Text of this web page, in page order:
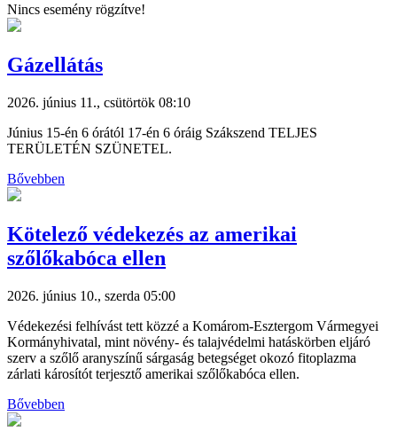
Nincs esemény rögzítve!
Gázellátás
2026. június 11., csütörtök 08:10
Június 15-én 6 órától 17-én 6 óráig Szákszend TELJES
TERÜLETÉN SZÜNETEL.
Bővebben
Kötelező védekezés az amerikai
szőlőkabóca ellen
2026. június 10., szerda 05:00
Védekezési felhívást tett közzé a Komárom-Esztergom Vármegyei
Kormányhivatal, mint növény- és talajvédelmi hatáskörben eljáró
szerv a szőlő aranyszínű sárgaság betegséget okozó fitoplazma
zárlati károsítót terjesztő amerikai szőlőkabóca ellen.
Bővebben